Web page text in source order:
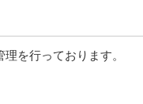
を行っております。